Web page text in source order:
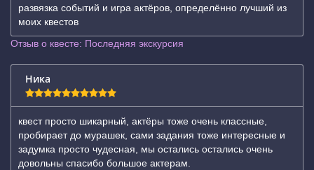
развязка событий и игра актёров, определённо лучший из
моих квестов
Отзыв о квесте: Последняя экскурсия
Ника
квест просто шикарный, актёры тоже очень классные,
пробирает до мурашек, сами задания тоже интересные и
задумка просто чудесная, мы остались остались очень
довольны спасибо большое актерам.